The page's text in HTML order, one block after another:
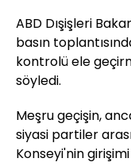
ABD Dışişleri
basın
kontrolü ele
söyledi.
Meşru geçişin,
siyasi partiler
Konseyi'nin